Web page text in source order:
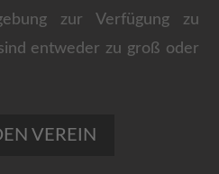
zur Verfügung zu
entweder zu groß oder
VEREIN